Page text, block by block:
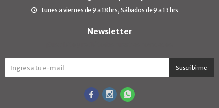
Lunes a viernes de 9 a 18 hrs, Sábados de 9 a 13 hrs
Newsletter
Suscribirme
  